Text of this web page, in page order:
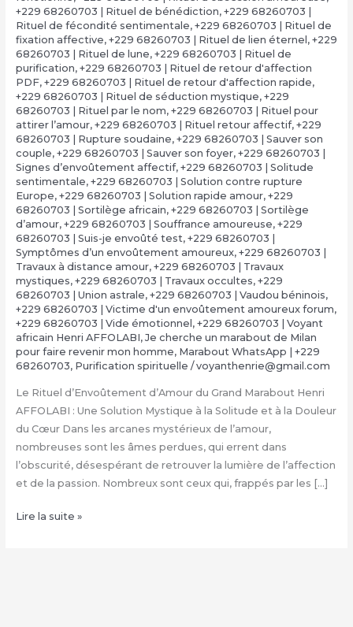
+229 68260703 | Rituel de bénédiction, +229 68260703 |
Rituel de fécondité sentimentale, +229 68260703 | Rituel de
fixation affective, +229 68260703 | Rituel de lien éternel , +229
68260703 | Rituel de lune, +229 68260703 | Rituel de
purification, +229 68260703 | Rituel de retour d'affection
PDF, +229 68260703 | Rituel de retour d'affection rapide,
+229 68260703 | Rituel de séduction mystique, +229
68260703 | Rituel par le nom, +229 68260703 | Rituel pour
attirer l’amour, +229 68260703 | Rituel retour affectif, +229
68260703 | Rupture soudaine, +229 68260703 | Sauver son
couple, +229 68260703 | Sauver son foyer, +229 68260703 |
Signes d’envoûtement affectif, +229 68260703 | Solitude
sentimentale, +229 68260703 | Solution contre rupture
Europe, +229 68260703 | Solution rapide amour, +229
68260703 | Sortilège africain, +229 68260703 | Sortilège
d’amour, +229 68260703 | Souffrance amoureuse, +229
68260703 | Suis-je envoûté test, +229 68260703 |
Symptômes d’un envoûtement amoureux, +229 68260703 |
Travaux à distance amour, +229 68260703 | Travaux
mystiques, +229 68260703 | Travaux occultes, +229
68260703 | Union astrale, +229 68260703 | Vaudou béninois,
+229 68260703 | Victime d'un envoûtement amoureux forum,
+229 68260703 | Vide émotionnel , +229 68260703 | Voyant
africain Henri AFFOLABI, Je cherche un marabout de Milan
pour faire revenir mon homme, Marabout WhatsApp | +229
68260703, Purification spirituelle /voyanthenrie@gmail.com
Le Rituel d’Envoûtement d’Amour du Grand Marabout Henri
AFFOLABI : Une Solution Mystique à la Solitude et à la Douleur
du Cœur Dans les arcanes mystérieux de l’amour,
nombreuses sont les âmes perdues, qui errent dans
l’obscurité, désespérant de retrouver la lumière de l’affection
et de la passion. Nombreux sont ceux qui, frappés par les […]
Rituel
Lire la suite »